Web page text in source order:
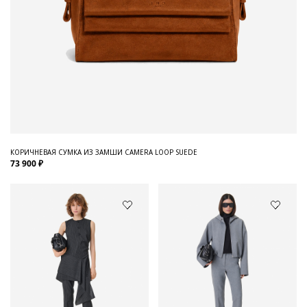
КОРИЧНЕВАЯ СУМКА ИЗ ЗАМШИ CAMERA LOOP SUEDE
73 900 ₽